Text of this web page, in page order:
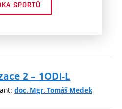
SPORTŮ
2 – 1ODI-L
doc. Mgr. Tomáš Medek